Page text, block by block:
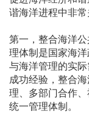
谐海洋进程中非常
第一，整合海洋
理体制是国家海
与海洋管理的实
成功经验，整合
理、多部门合作
统一管理体制。